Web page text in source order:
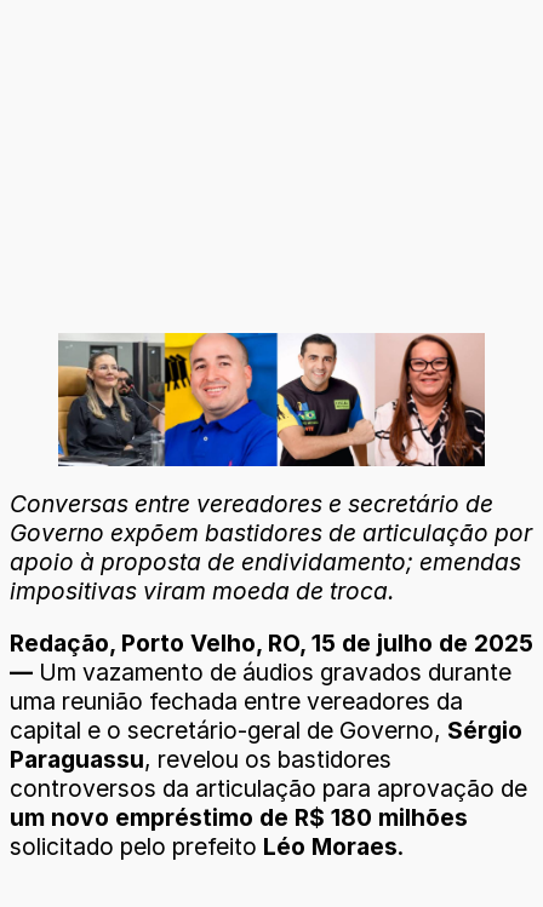
Conversas entre vereadores e secretário de
Governo expõem bastidores de articulação por
apoio à proposta de endividamento; emendas
impositivas viram moeda de troca.
Redação, Porto Velho, RO, 15 de julho de 2025
— Um vazamento de áudios gravados durante
uma reunião fechada entre vereadores da
capital e o secretário-geral de Governo, Sérgio
Paraguassu, revelou os bastidores
controversos da articulação para aprovação de
um novo empréstimo de R$ 180 milhões
solicitado pelo prefeito Léo Moraes.